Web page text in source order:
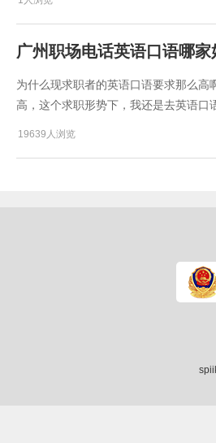
广州职场电话英语口语哪
为什么现求职者的英语口语要求那么
高，这个求职形势下，我还是去英语
19639人浏览